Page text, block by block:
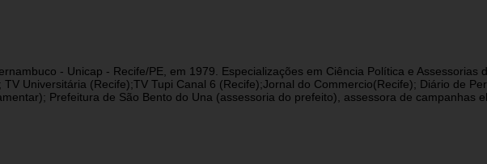
- Unicap - Recife/PE, em 1979. Especializações em Ciência Política e
Universitária (Recife);TV Tupi Canal 6 (Recife);Jornal do Commercio(Recife); Diário de
Prefeitura de São Bento do Una (assessoria do prefeito), assessora de campanhas